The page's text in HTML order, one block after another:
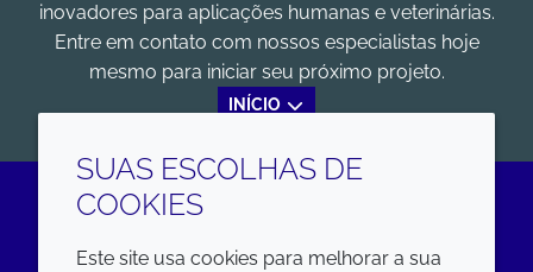
inovadores para aplicações humanas e veterinárias.
Entre em contato com nossos especialistas hoje
mesmo para iniciar seu próximo projeto.
INÍCIO
LinkedIn
SUAS ESCOLHAS DE
COOKIES
Este site usa cookies para melhorar a sua